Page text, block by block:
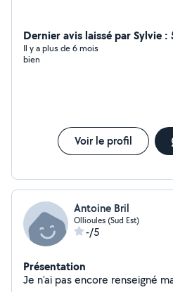
Dernier avis laissé par Sylvie :
Il y a plus de 6 mois
bien
Voir le profil
Antoine Bril
Ollioules (Sud Est)
-/5
Présentation